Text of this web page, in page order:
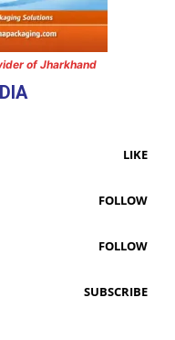
of Jharkhand
LIKE
FOLLOW
FOLLOW
SUBSCRIBE